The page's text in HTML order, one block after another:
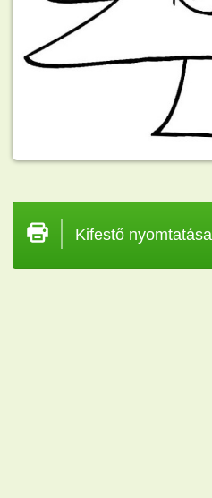
Kifestő nyomtatása